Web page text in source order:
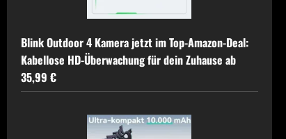
Blink Outdoor 4 Kamera jetzt im Top-Amazon-Deal:
Kabellose HD-Überwachung für dein Zuhause ab
35,99 €